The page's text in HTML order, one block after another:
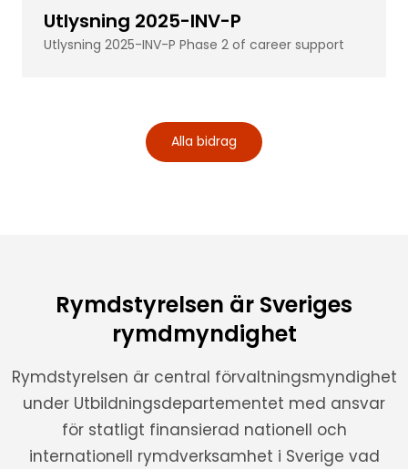
Utlysning 2025-INV-P
Utlysning 2025-INV-P Phase 2 of career support
Alla bidrag
Rymdstyrelsen är Sveriges
rymdmyndighet
Rymdstyrelsen är central förvaltningsmyndighet
under Utbildningsdepartementet med ansvar
för statligt finansierad nationell och
internationell rymdverksamhet i Sverige vad